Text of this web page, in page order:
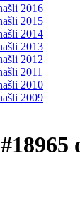
2016
2015
2014
2013
2012
2011
2010
2009